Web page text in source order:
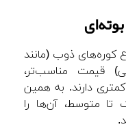
کوره‌های ذوب (مانند
قیمت مناسب‌تر،
کمتری دارند. به همین
تا متوسط، آن‌ها را